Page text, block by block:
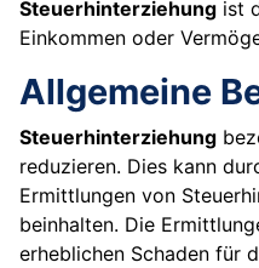
Steuerhinterziehung ist
Einkommen oder
Allgemeine
Steuerhinterziehung
reduzieren. Dies kann
Ermittlungen von
beinhalten. Die
erheblichen Schaden für